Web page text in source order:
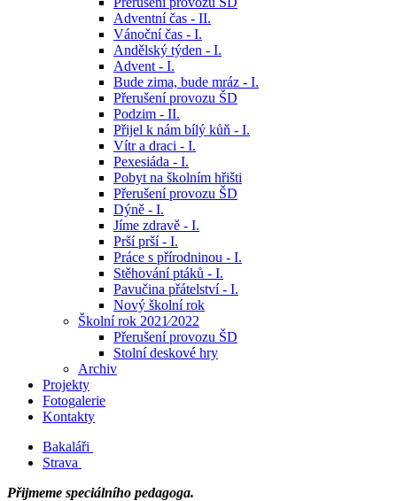
Adventní čas - II.
Vánoční čas - I.
Andělský týden - I.
Advent - I.
Bude zima, bude mráz - I.
Přerušení provozu ŠD
Podzim - II.
Přijel k nám bílý kůň - I.
Vítr a draci - I.
Pexesiáda - I.
Pobyt na školním hřišti
Přerušení provozu ŠD
Dýně - I.
Jíme zdravě - I.
Prší prší - I.
Práce s přírodninou - I.
Stěhování ptáků - I.
Pavučina přátelství - I.
Nový školní rok
Školní rok 2021⁄2022
Přerušení provozu ŠD
Stolní deskové hry
Archiv
Projekty
Fotogalerie
Kontakty
Bakaláři
Strava
Přijmeme speciálního pedagoga.